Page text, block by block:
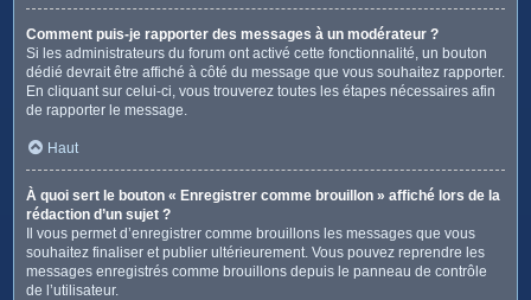
Comment puis-je rapporter des messages à un modérateur ?
Si les administrateurs du forum ont activé cette fonctionnalité, un bouton
dédié devrait être affiché à côté du message que vous souhaitez rapporter.
En cliquant sur celui-ci, vous trouverez toutes les étapes nécessaires afin
de rapporter le message.
Haut
À quoi sert le bouton « Enregistrer comme brouillon » affiché lors de la
rédaction d’un sujet ?
Il vous permet d’enregistrer comme brouillons les messages que vous
souhaitez finaliser et publier ultérieurement. Vous pouvez reprendre les
messages enregistrés comme brouillons depuis le panneau de contrôle
de l’utilisateur.